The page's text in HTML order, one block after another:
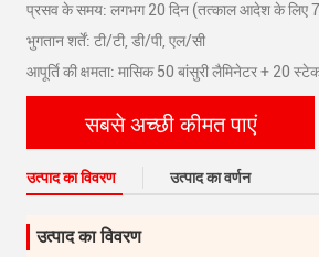
प्रसव के समय: लगभग 20 दिन (तत्काल आदेश के लिए 7
भुगतान शर्तें: टी/टी, डी/पी, एल/सी
आपूर्ति की क्षमता: मासिक 50 बांसुरी लैमिनेटर + 20
सबसे अच्छी कीमत पाएं
उत्पाद का विवरण उत्पाद का वर्णन
उत्पाद का विवरण